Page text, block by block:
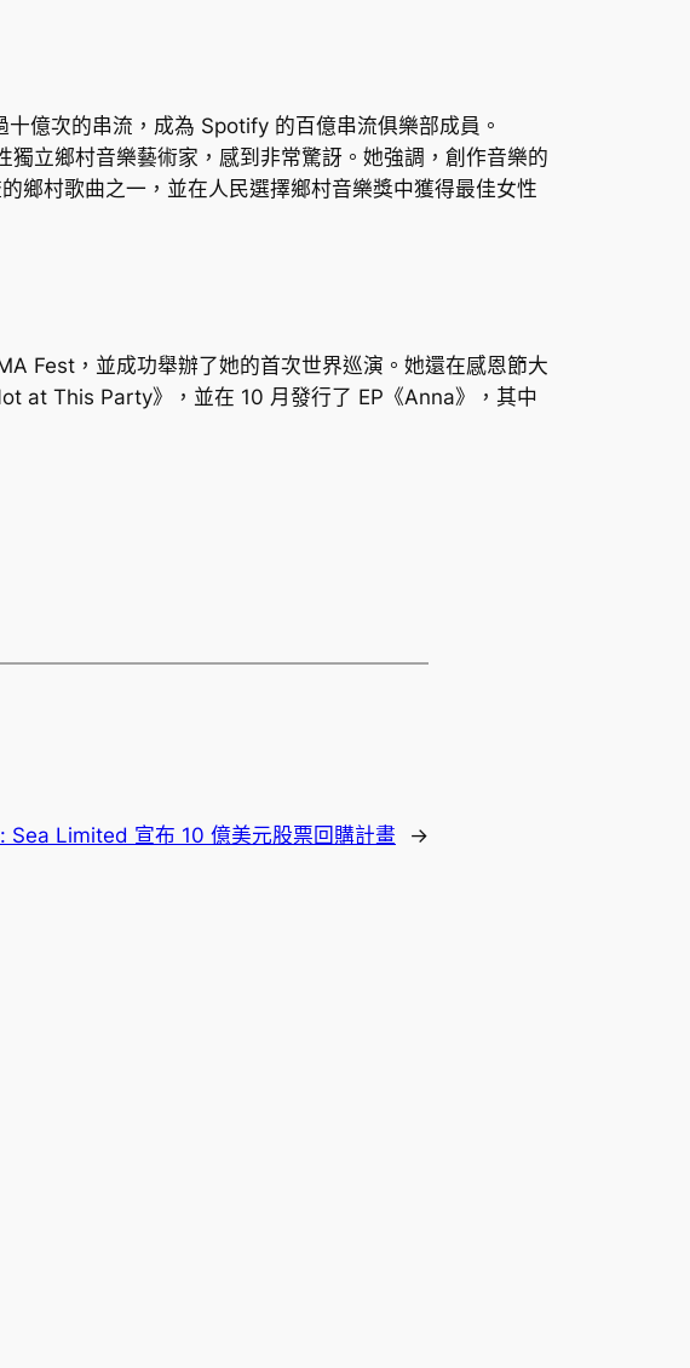
億次的串流，成為 Spotify 的百億串流俱樂部成員。
立鄉村音樂藝術家，感到非常驚訝。她強調，創作音樂的
鄉村歌曲之一，並在人民選擇鄉村音樂獎中獲得最佳女性
Fest，並成功舉辦了她的首次世界巡演。她還在感恩節大
at This Party》，並在 10 月發行了 EP《Anna》，其中
Sea Limited 宣布 10 億美元股票回購計畫 →